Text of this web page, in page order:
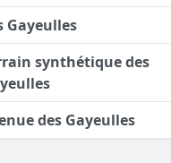
Gayeulles
synthétique des
des Gayeulles